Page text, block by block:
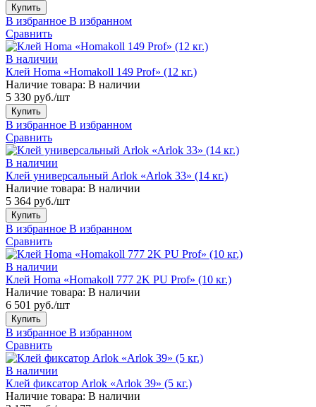
Купить
В избранное В избранном
Сравнить
В наличии
Клей Homa «Homakoll 149 Prof» (12 кг.)
Наличие товара: В наличии
5 330 руб./шт
Купить
В избранное В избранном
Сравнить
В наличии
Клей универсальный Arlok «Arlok 33» (14 кг.)
Наличие товара: В наличии
5 364 руб./шт
Купить
В избранное В избранном
Сравнить
В наличии
Клей Homa «Homakoll 777 2K PU Prof» (10 кг.)
Наличие товара: В наличии
6 501 руб./шт
Купить
В избранное В избранном
Сравнить
В наличии
Клей фиксатор Arlok «Arlok 39» (5 кг.)
Наличие товара: В наличии